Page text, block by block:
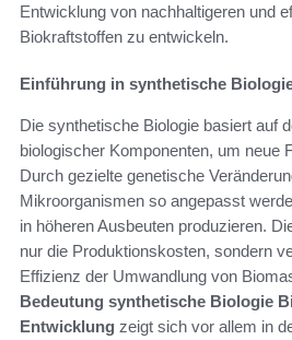
Entwicklung von nachhaltigeren und
Biokraftstoffen zu entwickeln.
Einführung in synthetische
Die synthetische Biologie basiert auf
biologischer Komponenten, um neue
Durch gezielte genetische
Mikroorganismen so angepasst
in höheren Ausbeuten produzieren.
nur die Produktionskosten, sondern
Effizienz der Umwandlung von
Bedeutung synthetische Biologie
Entwicklung zeigt sich vor allem in